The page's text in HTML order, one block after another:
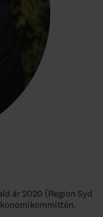
år 2020 (Region Syd